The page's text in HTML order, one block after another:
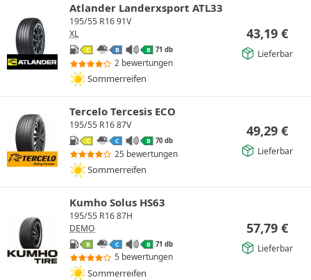
Atlander Landerxsport ATL33
195/55 R16 91V
XL
C B B 71 db
2 bewertungen
Sommerreifen
43,19 €
Lieferbar
Tercelo Tercesis ECO
195/55 R16 87V
C C B 70 db
25 bewertungen
Sommerreifen
49,29 €
Lieferbar
Kumho Solus HS63
195/55 R16 87H
DEMO
B C B 71 db
5 bewertungen
Sommerreifen
57,79 €
Lieferbar